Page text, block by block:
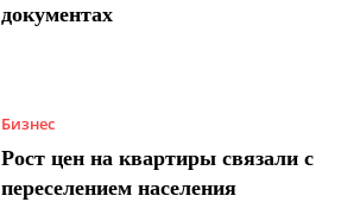
документах
Бизнес
Рост цен на квартиры связали с
переселением населения